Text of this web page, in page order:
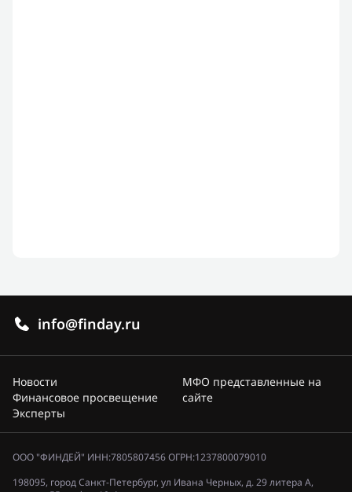
info@finday.ru
Новости
Финансовое просвещение
Эксперты
МФО представленные на
сайте
ООО "ФИНДЕЙ" ИНН:7805807456 ОГРН:1237800079010
198095, город Санкт-Петербург, ул Ивана Черных, д. 29 литера А,